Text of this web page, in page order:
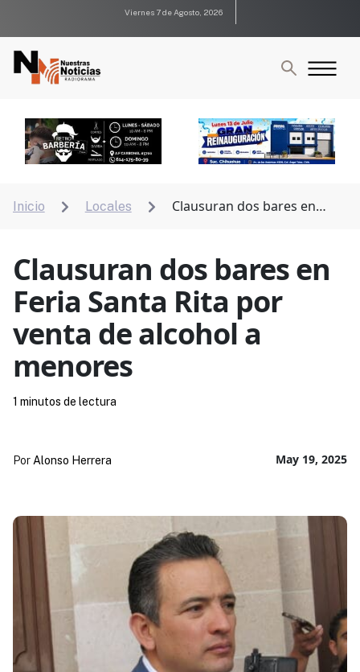
Viernes 7 de Agosto, 2026
Inicio  Locales 
Clausuran dos bares en
Clausuran dos bares en
Feria Santa Rita por
venta de alcohol a
menores
May 19, 2025
Por Alonso Herrera
1 minutos de lectura